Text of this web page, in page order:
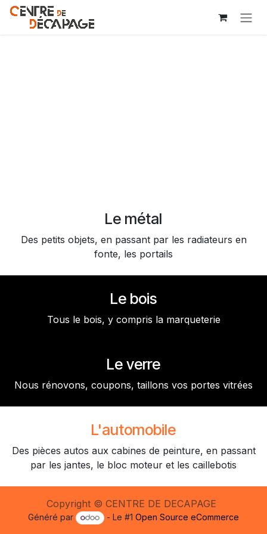
Se rendre au contenu
Le métal
Des petits objets, en passant par les radiateurs en
fonte, les portails
Le bois
Tous le bois, y compris la marqueterie
Le verre
Nous rénovons, coupons, taillons vos portes vitrées
L'automobile
Des pièces autos aux cabines de peinture, en passant
par les jantes, le bloc moteur et les caillebotis
Copyright © CENTRE DE DECAPAGE
Généré par - Le #1Open Source eCommerce